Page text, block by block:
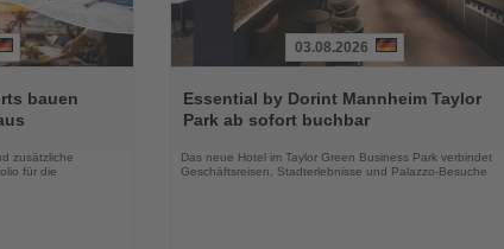
bauen
zusätzliche
für die
Sie
die
03.08.2026
Essential by Dorint Mannheim Taylor
Park ab sofort buchbar
Das neue Hotel im Taylor Green Business Park verbindet
Geschäftsreisen, Stadterlebnisse und Palazzo-Besuche